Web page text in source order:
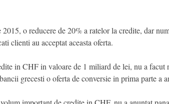
o reducere de 20% a ratelor la credite, dar
clienti au acceptat aceasta oferta.
in CHF in valoare de 1 miliard de lei, nu a
grecesti o oferta de conversie in prima parte a